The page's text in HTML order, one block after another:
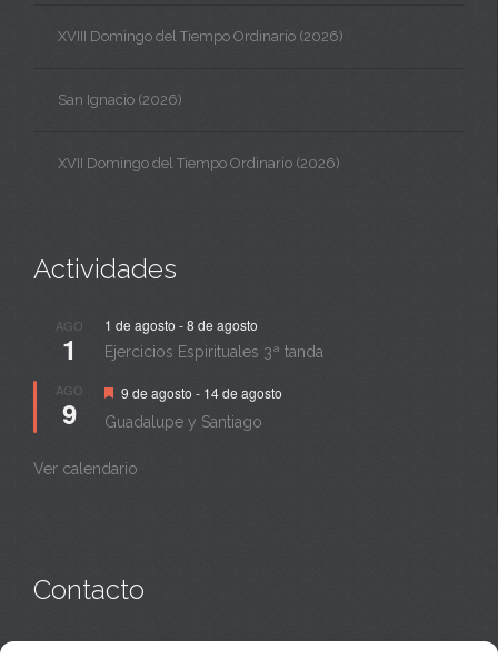
XVIII Domingo del Tiempo Ordinario (2026)
San Ignacio (2026)
XVII Domingo del Tiempo Ordinario (2026)
Actividades
AGO
1
1 de agosto -8 de agosto
Ejercicios Espirituales 3ª tanda
AGO
9
Destacado
9 de agosto - 14 de agosto
Guadalupe y Santiago
Ver calendario
Contacto
Monasterio:949 835 032